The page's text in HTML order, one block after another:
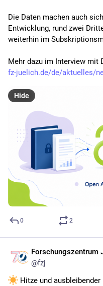
Die Daten machen auch
Entwicklung, rund zwei
weiterhin im
Mehr dazu im Interview mit
fz-juelich.de/de/aktuelles/
Hide
0 2
Forschungszentrum
@fzj
Hitze und ausbleibender